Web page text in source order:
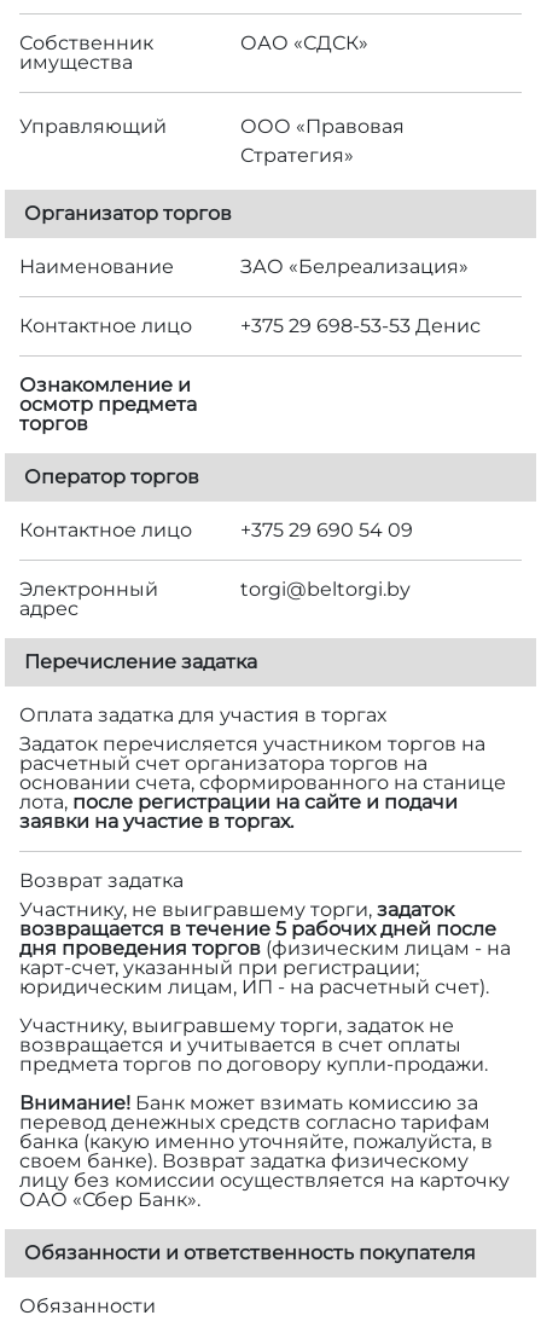
Собственник
имущества
ОАО «СДСК»
Управляющий
ООО «Правовая
Стратегия»
Организатор торгов
Наименование ЗАО «Белреализация»
Контактное лицо +375 29 698-53-53 Денис
Ознакомление и
осмотр предмета
торгов
Оператор торгов
Контактное лицо +375 29 690 54 09
Электронный
адрес
torgi@beltorgi.by
Перечисление задатка
Оплата задатка для участия в торгах
Задаток перечисляется участником торгов на
расчетный счет организатора торгов на
основании счета, сформированного на станице
лота, после регистрации на сайте и подачи
заявки на участие в торгах.
Возврат задатка
Участнику, не выигравшему торги, задаток
возвращается в течение 5 рабочих дней после
дня проведения торгов (физическим лицам - на
карт-счет, указанный при регистрации;
юридическим лицам, ИП - на расчетный счет).
Участнику, выигравшему торги, задаток не
возвращается и учитывается в счет оплаты
предмета торгов по договору купли-продажи.
Внимание! Банк может взимать комиссию за
перевод денежных средств согласно тарифам
банка (какую именно уточняйте, пожалуйста, в
своем банке). Возврат задатка физическому
лицу без комиссии осуществляется на карточку
ОАО «Сбер Банк».
Обязанности и ответственность покупателя
Обязанности